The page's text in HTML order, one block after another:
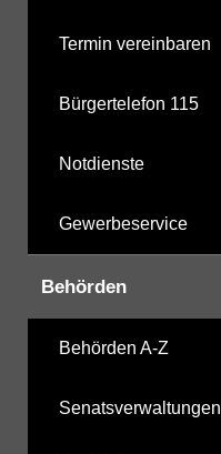
Termin vereinbaren
Bürgertelefon 115
Notdienste
Gewerbeservice
Behörden
Behörden A-Z
Senatsverwaltungen